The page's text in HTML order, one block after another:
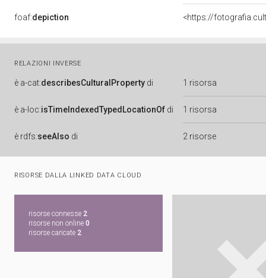
foaf:depiction
RELAZIONI INVERSE
è a-cat:describesCulturalProperty di 1 risorsa
è a-loc:isTimeIndexedTypedLocationOf di 1 risorsa
è rdfs:seeAlso di 2 risorse
RISORSE DALLA LINKED DATA CLOUD
risorse connesse 2
risorse non online 0
risorse caricate 2